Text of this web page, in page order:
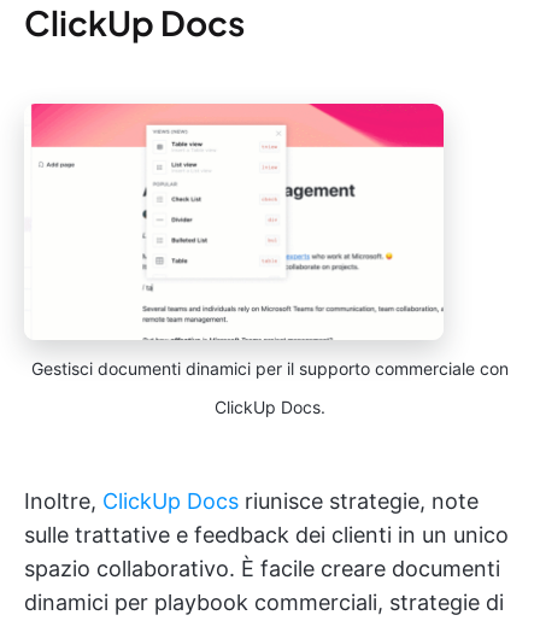
ClickUp Docs
Gestisci documenti dinamici per il supporto commerciale con
ClickUp Docs.
Inoltre, ClickUp Docs riunisce strategie, note
sulle trattative e feedback dei clienti in un unico
spazio collaborativo. È facile creare documenti
dinamici per playbook commerciali, strategie di